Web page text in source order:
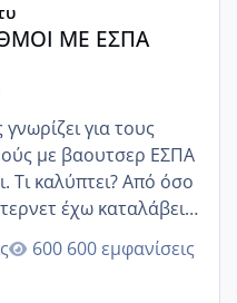
ΜΕ ΕΣΠΑ
για τους
με βαουτσερ ΕΣΠΑ
Τι καλύπτει? Από όσο
έχω καταλάβει
όλα τα
του ιδιωτικού
600 εμφανίσεις